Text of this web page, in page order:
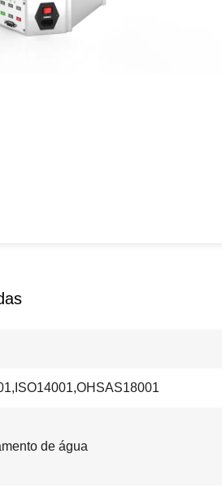
de água